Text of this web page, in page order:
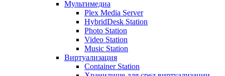
Мультимедиа
Plex Media Server
HybridDesk Station
Photo Station
Video Station
Music Station
Виртуализация
Container Station